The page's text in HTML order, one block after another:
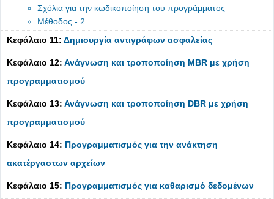
Σχόλια για την κωδικοποίηση του προγράμματος
Μέθοδος - 2
Κεφάλαιο 11: Δημιουργία αντιγράφων ασφαλείας
Κεφάλαιο 12: Ανάγνωση και τροποποίηση MBR με χρήση
προγραμματισμού
Κεφάλαιο 13: Ανάγνωση και τροποποίηση DBR με χρήση
προγραμματισμού
Κεφάλαιο 14: Προγραμματισμός για την ανάκτηση
ακατέργαστων αρχείων
Κεφάλαιο 15: Προγραμματισμός για καθαρισμό δεδομένων